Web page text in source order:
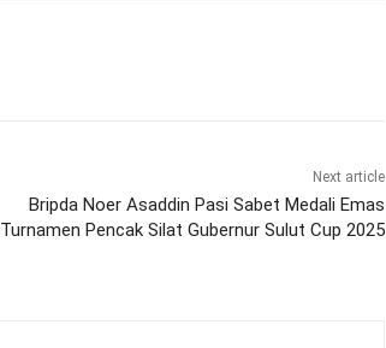
Next article
Bripda Noer Asaddin Pasi Sabet Medali Emas
Turnamen Pencak Silat Gubernur Sulut Cup 2025